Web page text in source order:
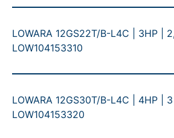
LOWARA 12GS22T/B-L4C | 3HP |
LOW104153310
LOWARA 12GS30T/B-L4C | 4HP |
LOW104153320